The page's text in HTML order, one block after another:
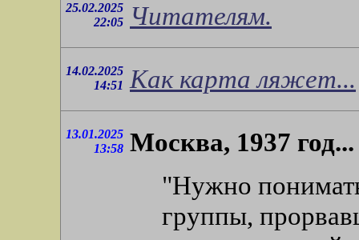
25.02.2025
22:05
Читателям.
14.02.2025
14:51
Как карта ляжет...
13.01.2025
13:58 Москва, 1937 год...
"Нужно
группы,